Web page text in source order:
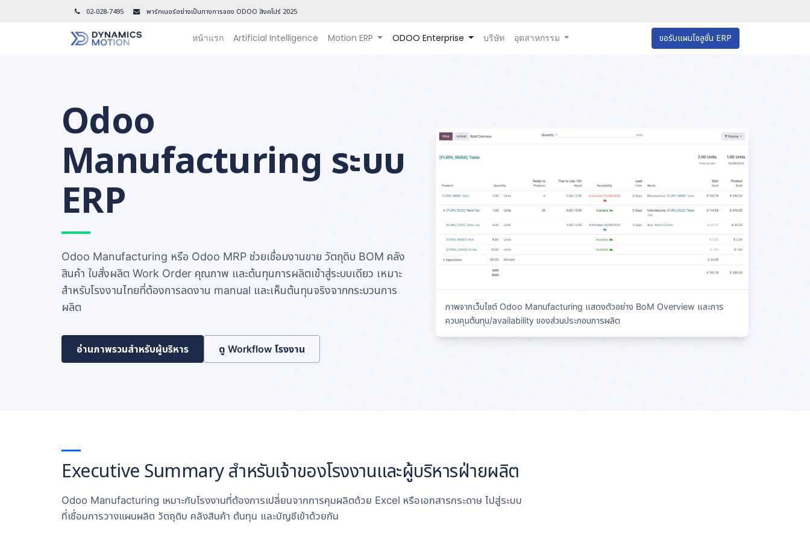
02-028-7495 พาร์ทเนอร์อย่างเป็นทางการของ ODOO สิงคโปร์ 2025
หน้าแรก Artificial Intelligence Motion ERP ODOO Enterprise บริษัท อุตสาหกรรม ขอรับแผนโซลูชั่น ERP
Odoo
Manufacturing ระบบ
ERP
Odoo Manufacturing หรือ Odoo MRP ช่วยเชื่อมงานขาย วัตถุดิบ BOM คลัง
สินค้า ใบสั่งผลิต Work Order คุณภาพ และต้นทุนการผลิตเข้าสู่ระบบเดียว เหมาะ
สำหรับโรงงานไทยที่ต้องการลดงาน manual และเห็นต้นทุนจริงจากกระบวนการ
ผลิต
อ่านภาพรวมสำหรับผู้บริหาร ดู Workflow โรงงาน
ภาพจากเว็บไซต์ Odoo Manufacturing แสดงตัวอย่าง BoM Overview และการ
ควบคุมต้นทุน/availability ของส่วนประกอบการผลิต
Executive Summary สำหรับเจ้าของโรงงานและผู้บริหารฝ่ายผลิต
Odoo Manufacturing เหมาะกับโรงงานที่ต้องการเปลี่ยนจากการคุมผลิตด้วย Excel หรือเอกสารกระดาษ ไปสู่ระบบ
ที่เชื่อมการวางแผนผลิต วัตถุดิบ คลังสินค้า ต้นทุน และบัญชีเข้าด้วยกัน